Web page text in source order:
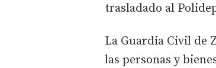
trasladado al
La Guardia Civil de
las personas y